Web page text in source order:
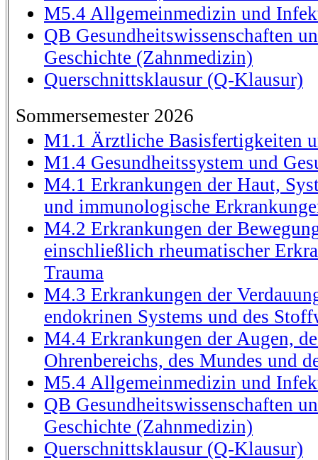
M5.4 Allgemeinmedizin und
QB Gesundheitswissenschaften
Geschichte (Zahnmedizin)
Querschnittsklausur (Q-Klausur)
Sommersemester 2026
M1.1 Ärztliche Basisfertigkeiten
M1.4 Gesundheitssystem und
M4.1 Erkrankungen der Haut,
und immunologische
M4.2 Erkrankungen der
einschließlich rheumatischer
Trauma
M4.3 Erkrankungen der
endokrinen Systems und des
M4.4 Erkrankungen der Augen,
Ohrenbereichs, des Mundes und
M5.4 Allgemeinmedizin und
QB Gesundheitswissenschaften
Geschichte (Zahnmedizin)
Querschnittsklausur (Q-Klausur)